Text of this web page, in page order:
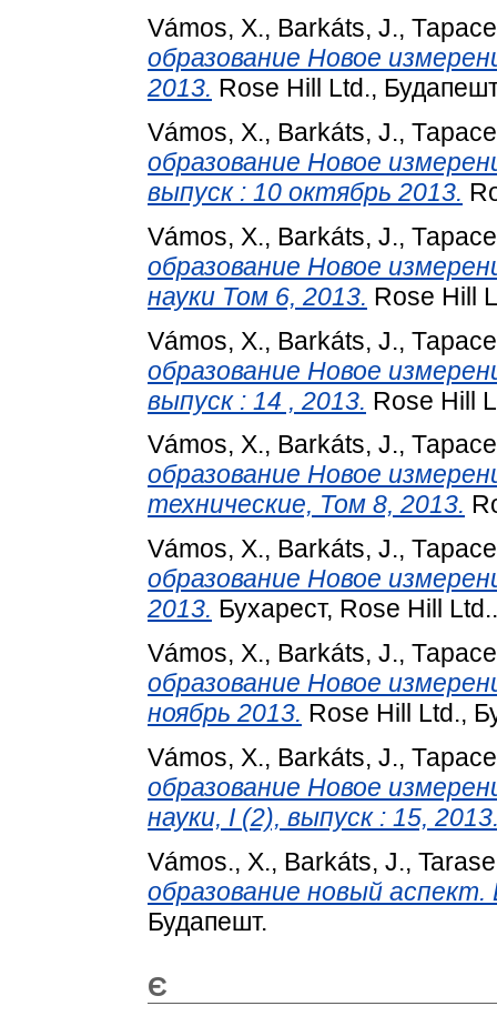
Vámos, X., Barkáts, J.,
образование Новое
2013. Rose Hill Ltd.,
Vámos, X., Barkáts, J.,
образование Новое
выпуск : 10 октябрь 2013.
Vámos, X., Barkáts, J.,
образование Новое
науки Том 6, 2013. Rose Hill
Vámos, X., Barkáts, J.,
образование Новое
выпуск : 14 , 2013. Rose Hill
Vámos, X., Barkáts, J.,
образование Новое
технические, Том 8, 2013.
Vámos, X., Barkáts, J.,
образование Новое
2013. Бухарест, Rose Hill Ltd..
Vámos, X., Barkáts, J.,
образование Новое
ноябрь 2013. Rose Hill Ltd.,
Vámos, X., Barkáts, J.,
образование Новое
науки, I (2), выпуск : 15,
Vámos., X., Barkáts, J.,
образование новый
Будапешт.
Є